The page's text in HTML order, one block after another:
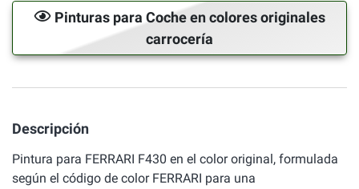
Pinturas para Coche en colores originales
carrocería
Descripción
Pintura para FERRARI F430 en el color original, formulada
según el código de color FERRARI para una